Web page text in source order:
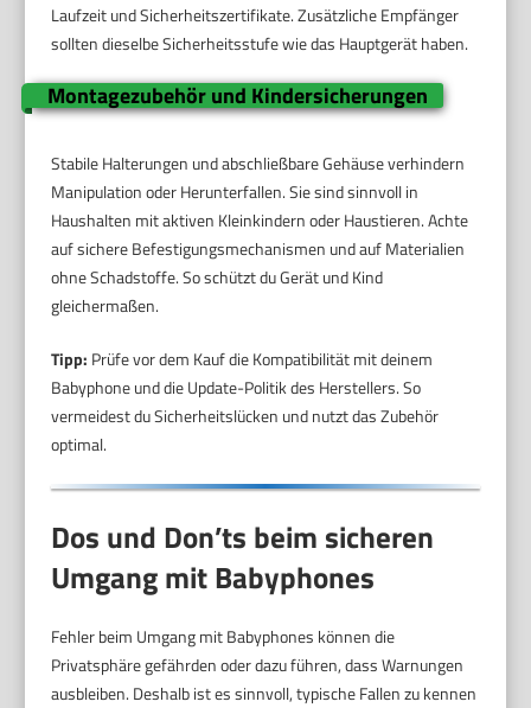
Laufzeit und Sicherheitszertifikate. Zusätzliche Empfänger
sollten dieselbe Sicherheitsstufe wie das Hauptgerät haben.
Montagezubehör und Kindersicherungen
Stabile Halterungen und abschließbare Gehäuse verhindern
Manipulation oder Herunterfallen. Sie sind sinnvoll in
Haushalten mit aktiven Kleinkindern oder Haustieren. Achte
auf sichere Befestigungsmechanismen und auf Materialien
ohne Schadstoffe. So schützt du Gerät und Kind
gleichermaßen.
Tipp: Prüfe vor dem Kauf die Kompatibilität mit deinem
Babyphone und die Update-Politik des Herstellers. So
vermeidest du Sicherheitslücken und nutzt das Zubehör
optimal.
Dos und Don’ts beim sicheren
Umgang mit Babyphones
Fehler beim Umgang mit Babyphones können die
Privatsphäre gefährden oder dazu führen, dass Warnungen
ausbleiben. Deshalb ist es sinnvoll, typische Fallen zu kennen